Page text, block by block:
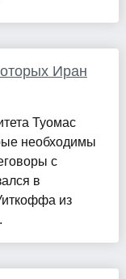
Иран
Туомас
необходимы
с
в
из